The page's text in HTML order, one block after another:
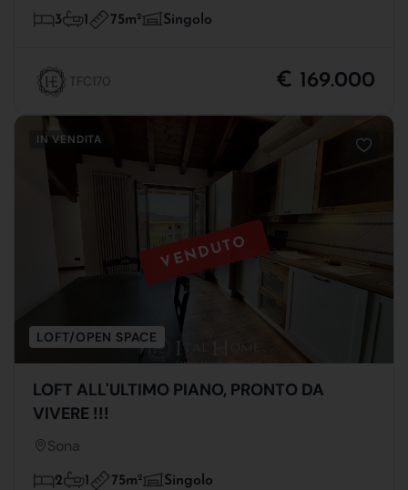
3 1 75m2 Singolo
TFC170 € 169.000
VENDUTO
IN VENDITA
LOFT/OPEN SPACE
LOFT ALL'ULTIMO PIANO, PRONTO DA
VIVERE !!!
Sona
2 1 75m2 Singolo